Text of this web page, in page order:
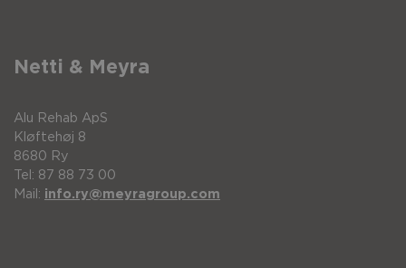
Netti & Meyra
Alu Rehab ApS
Kløftehøj 8
8680 Ry
Tel: 87 88 73 00
Mail: info.ry@meyragroup.com